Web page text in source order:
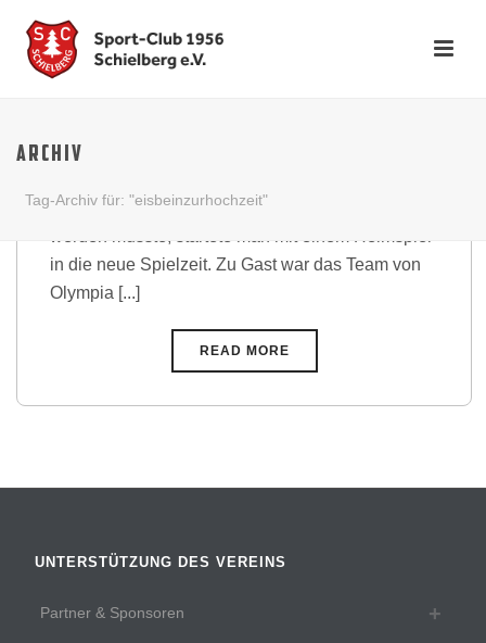
ARCHIV
Tag-Archiv für: "eisbeinzurhochzeit"
des FV Bruchhausen wetterbedingt abgesagt
in die neue Spielzeit. Zu Gast war das Team von
Olympia [...]
READ MORE
UNTERSTÜTZUNG DES VEREINS
Partner & Sponsoren